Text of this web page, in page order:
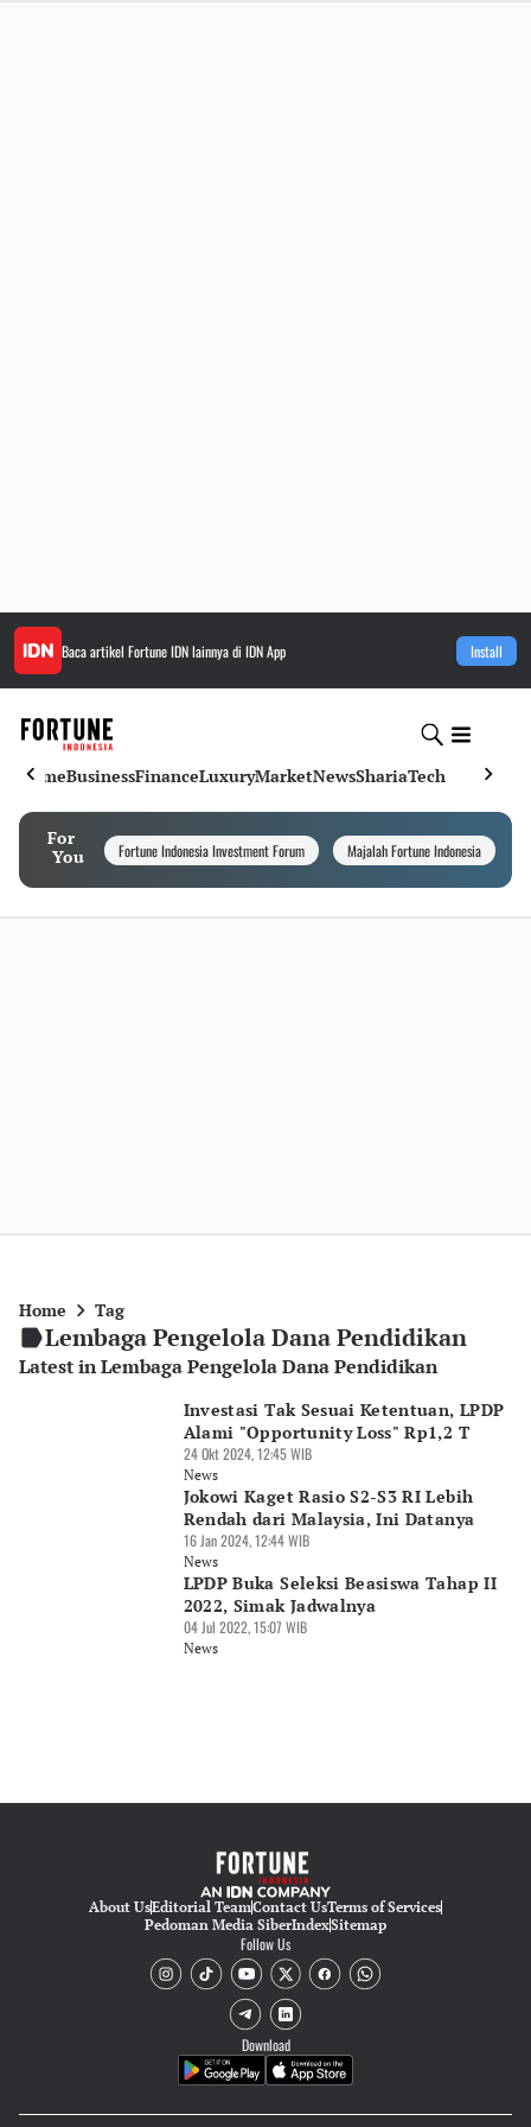
Baca artikel Fortune IDNlainnya di IDN App Install
HomeBusinessFinanceLuxuryMarketNewsShariaTech
For
You
Fortune Indonesia Investment Forum Majalah Fortune Indonesia
Home Tag
Lembaga Pengelola Dana Pendidikan
Latest in Lembaga Pengelola Dana Pendidikan
Investasi Tak Sesuai Ketentuan, LPDP
Alami "Opportunity Loss" Rp1,2 T
24 Okt 2024, 12:45 WIB
News
Jokowi Kaget Rasio S2-S3 RI Lebih
Rendah dari Malaysia, Ini Datanya
16 Jan 2024, 12:44 WIB
News
LPDP Buka Seleksi Beasiswa Tahap II
2022, Simak Jadwalnya
04 Jul 2022, 15:07 WIB
News
About UsEditorial TeamContact UsTerms of Services
Pedoman Media SiberIndexSitemap
Follow Us
Download